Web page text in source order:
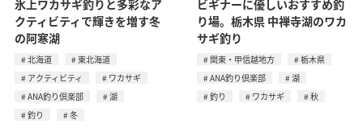
氷上ワカサギ釣りと多彩なア
クティビティで輝きを増す冬
の阿寒湖
北海道
東北海道
アクティビティ
ワカサギ
ANA釣り倶楽部
湖
釣り
冬
ビギナーに優しいおすすめ釣
り場。栃木県 中禅寺湖のワカ
サギ釣り
関東・甲信越地方
栃木県
ANA釣り倶楽部
湖
釣り
ワカサギ 秋